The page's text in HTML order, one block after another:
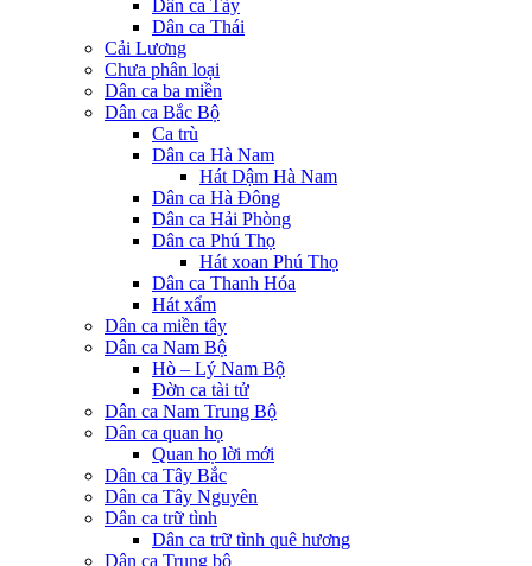
Dân ca Tày
Dân ca Thái
Cải Lương
Chưa phân loại
Dân ca ba miền
Dân ca Bắc Bộ
Ca trù
Dân ca Hà Nam
Hát Dậm Hà Nam
Dân ca Hà Đông
Dân ca Hải Phòng
Dân ca Phú Thọ
Hát xoan Phú Thọ
Dân ca Thanh Hóa
Hát xẩm
Dân ca miền tây
Dân ca Nam Bộ
Hò – Lý Nam Bộ
Đờn ca tài tử
Dân ca Nam Trung Bộ
Dân ca quan họ
Quan họ lời mới
Dân ca Tây Bắc
Dân ca Tây Nguyên
Dân ca trữ tình
Dân ca trữ tình quê hương
Dân ca Trung bộ